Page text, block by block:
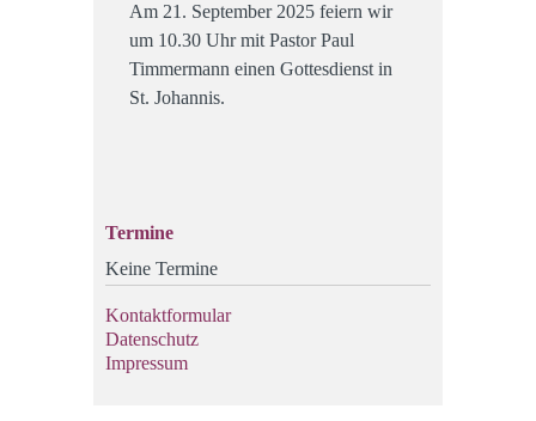
Am 21. September 2025 feiern wir
um 10.30 Uhr mit Pastor Paul
Timmermann einen Gottesdienst in
St. Johannis.
Termine
Keine Termine
Kontaktformular
Datenschutz
Impressum